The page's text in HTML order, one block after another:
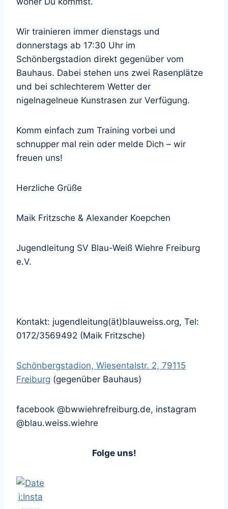
Wir trainieren immer dienstags und
donnerstags ab 17:30 Uhr im
Schönbergstadion direkt gegenüber vom
Bauhaus. Dabei stehen uns zwei Rasenplätze
und bei schlechterem Wetter der
nigelnagelneue Kunstrasen zur Verfügung.
Komm einfach zum Training vorbei und
schnupper mal rein oder melde Dich – wir
freuen uns!
Herzliche Grüße
Maik Fritzsche & Alexander Koepchen
Jugendleitung SV Blau-Weiß Wiehre Freiburg
e.V.
Kontakt: jugendleitung(ät)blauweiss.org, Tel:
0172/3569492 (Maik Fritzsche)
Schönbergstadion, Wiesentalstr. 2, 79115
Freiburg (gegenüber Bauhaus)
facebook @bwwiehrefreiburg.de, instagram
@blau.weiss.wiehre
Folge uns!